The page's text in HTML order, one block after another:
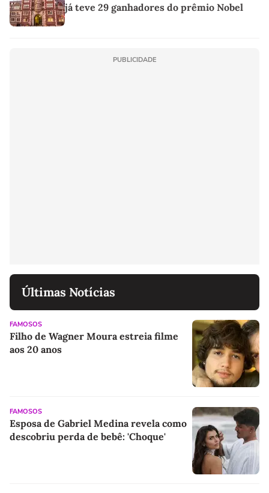
já teve 29 ganhadores do prêmio Nobel
PUBLICIDADE
Últimas Notícias
FAMOSOS
Filho de Wagner Moura estreia filme
aos 20 anos
FAMOSOS
Esposa de Gabriel Medina revela como
descobriu perda de bebê: 'Choque'